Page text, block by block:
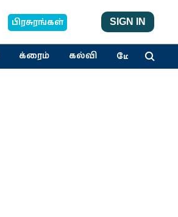
பிரசுரங்கள் SIGN IN
க்ரைம் கல்வி மேலும்